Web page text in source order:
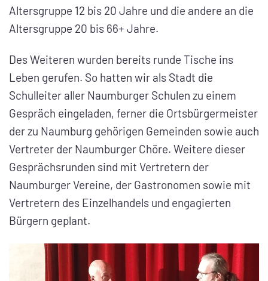
Altersgruppe 12 bis 20 Jahre und die andere an die
Altersgruppe 20 bis 66+ Jahre.
Des Weiteren wurden bereits runde Tische ins
Leben gerufen. So hatten wir als Stadt die
Schulleiter aller Naumburger Schulen zu einem
Gespräch eingeladen, ferner die Ortsbürgermeister
der zu Naumburg gehörigen Gemeinden sowie auch
Vertreter der Naumburger Chöre. Weitere dieser
Gesprächsrunden sind mit Vertretern der
Naumburger Vereine, der Gastronomen sowie mit
Vertretern des Einzelhandels und engagierten
Bürgern geplant.